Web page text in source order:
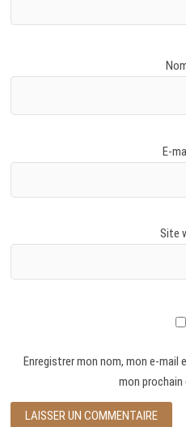
E-
Site
Enregistrer mon nom, mon e-mail
mon